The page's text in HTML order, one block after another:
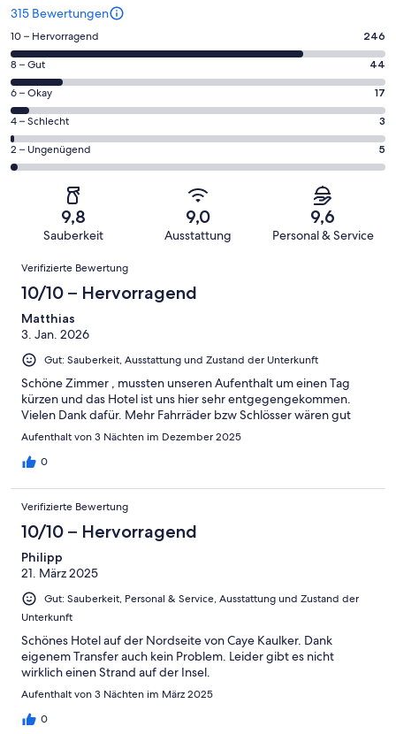
315 Bewertungen
246
von
insgesamt
315
Gästebewertungen
haben
eine
Bewertung
Hervorragend
10 – Hervorragend 246
44
von
insgesamt
315
Gästebewertungen
haben
Bewertung
Gut
8 – Gut 44
17
von
insgesamt
315
Gästebewertungen
Bewertung
Okay
6 – Okay 17
3
von
insgesamt
Gästebewertungen
von
Schlecht
4 – Schlecht 3
5
von
insgesamt
Gästebewertungen
haben
eine
Bewertung
von
Ungenügend
2 – Ungenügend 5
9,8
Sauberkeit
9,0
Ausstattung
9,6
Personal & Service
Bewertungen
Verifizierte Bewertung
10/10 – Hervorragend
Matthias
3. Jan. 2026
Gut: Sauberkeit, Ausstattung und Zustand der Unterkunft
Schöne Zimmer , mussten unseren Aufenthalt um einen Tag
kürzen und das Hotel ist uns hier sehr entgegengekommen.
Vielen Dank dafür. Mehr Fahrräder bzw Schlösser wären gut
Aufenthalt von 3 Nächten im Dezember 2025
0
Verifizierte Bewertung
10/10 – Hervorragend
Philipp
21. März 2025
Gut: Sauberkeit, Personal & Service, Ausstattung und Zustand der
Unterkunft
Schönes Hotel auf der Nordseite von Caye Kaulker. Dank
eigenem Transfer auch kein Problem. Leider gibt es nicht
wirklich einen Strand auf der Insel.
Aufenthalt von 3 Nächten im März 2025
0